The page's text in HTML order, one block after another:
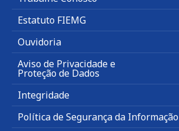
Estatuto FIEMG
Ouvidoria
Aviso de Privacidade e
Proteção de Dados
Integridade
Política de Segurança da Informação